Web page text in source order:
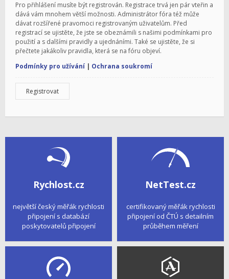
Pro přihlášení musíte být registrován. Registrace trvá jen pár vteřin a
dává vám mnohem větší možnosti. Administrátor fóra též může
dávat rozšířené pravomoci registrovaným uživatelům. Před
registrací se ujistěte, že jste se obeznámili s našimi podmínkami pro
použití a s dalšími pravidly a ujednáními. Také se ujistěte, že si
přečtete jakákoliv pravidla, která se na fóru objeví.
Podmínky pro užívání | Ochrana soukromí
Registrovat
Rychlost.cz
největší český měřák rychlosti
připojení s databází
poskytovatelů připojení
NetTest.cz
certifikovaný měřák rychlosti
připojení od ČTÚ s detailním
průběhem měření